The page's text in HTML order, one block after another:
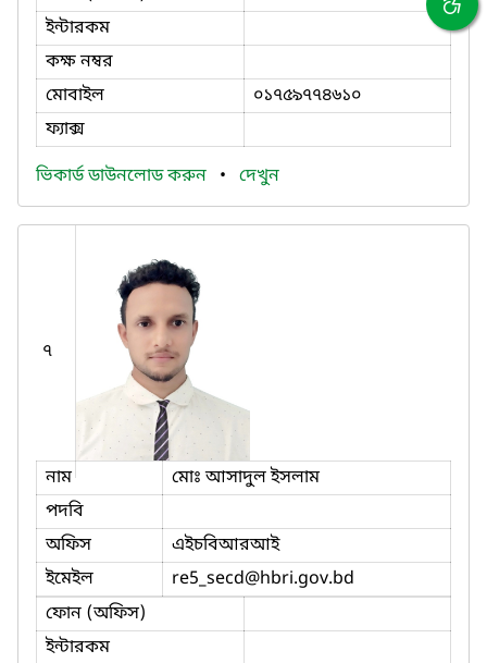
ইন্টারকম
কক্ষ নম্বর
মোবাইল
০১৭৫৯৭৭৪৬১০
ফ্যাক্স
ভিকার্ড ডাউনলোড করুন • দেখুন
৭
নাম
মোঃ আসাদুল ইসলাম
পদবি
অফিস
এইচবিআরআই
ইমেইল
re5_secd@hbri.gov.bd
ফোন (অফিস)
ইন্টারকম